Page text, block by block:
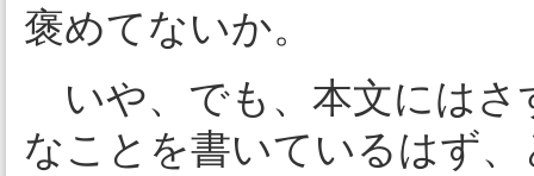
褒めてないか。
いや、でも、本文にはさ
なことを書いているはず